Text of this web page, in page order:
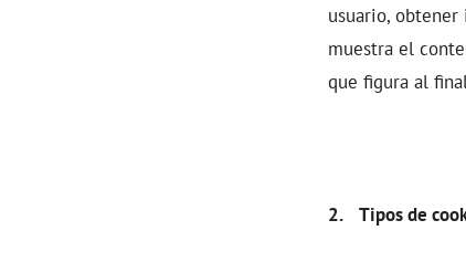
usuario,
muestra el
que figura al
2. Tipos de